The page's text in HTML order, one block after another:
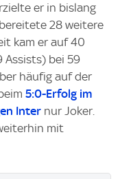
er in bislang
28 weitere
kam er auf 40
Assists) bei 59
häufig auf der
5:0-Erfolg im
Inter nur Joker.
mit